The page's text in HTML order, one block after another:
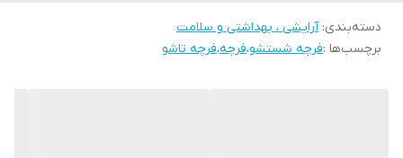
دسته‌بندی:آرایشی ، بهداشتی و سلامت
برچسب‌ها :فرچه شستشو،فرچه،فرچه تاشو